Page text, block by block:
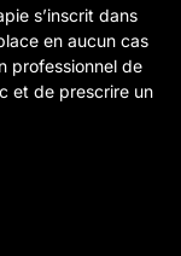
choisies
sur
la
s’inscrit dans
en aucun cas
professionnel de
et de prescrire un